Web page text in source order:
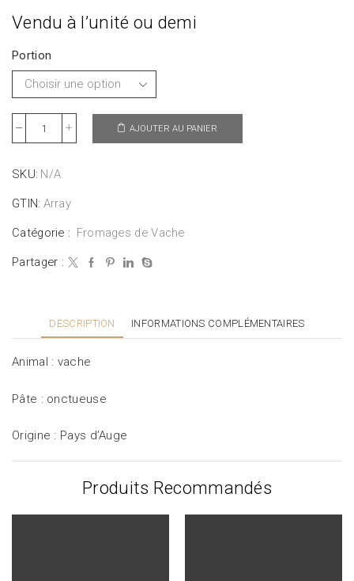
Vendu à l’unité ou demi
Portion
AJOUTER AU PANIER
SKU: N/A
GTIN: Array
Catégorie : Fromages de Vache
Partager :
DESCRIPTION INFORMATIONS COMPLÉMENTAIRES
Animal : vache
Pâte : onctueuse
Origine : Pays d’Auge
Produits Recommandés